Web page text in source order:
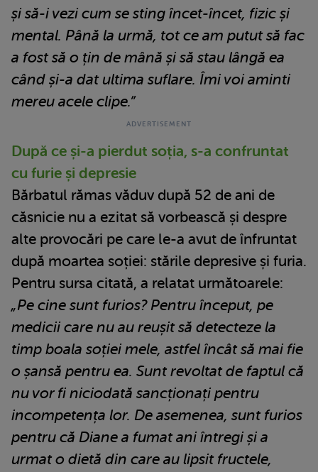
și să-i vezi cum se sting încet-încet, fizic și
mental. Până la urmă, tot ce am putut să fac
a fost să o țin de mână și să stau lângă ea
când și-a dat ultima suflare. Îmi voi aminti
mereu acele clipe.”
După ce și-a pierdut soția, s-a confruntat
cu furie și depresie
Bărbatul rămas văduv după 52 de ani de
căsnicie nu a ezitat să vorbească și despre
alte provocări pe care le-a avut de înfruntat
după moartea soției: stările depresive și furia.
Pentru sursa citată, a relatat următoarele:
„Pe cine sunt furios? Pentru început, pe
medicii care nu au reușit să detecteze la
timp boala soției mele, astfel încât să mai fie
o șansă pentru ea. Sunt revoltat de faptul că
nu vor fi niciodată sancționați pentru
incompetența lor. De asemenea, sunt furios
pentru că Diane a fumat ani întregi și a
urmat o dietă din care au lipsit fructele,